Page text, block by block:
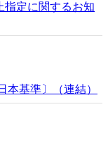
指定に関するお知
基準〕（連結）